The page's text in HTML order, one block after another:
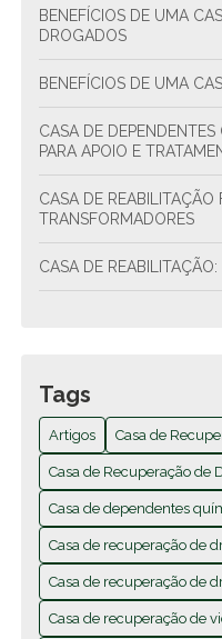
BENEFÍCIOS DE UMA CASA DE RECUPERAÇÃO DE
DROGADOS
BENEFÍCIOS DE UMA
CASA DE DEPENDENTES QUÍMICOS: GUIA COMPLETO
PARA APOIO E
CASA DE REABILITAÇÃO FEMININA: 7 BENEFÍCIOS
TRANSFORMADORES
CASA DE
CASA DE REABILITAÇÃO: COMO ESCOLHER A MELHOR
PARA SEU TRATAMENTO
CASA DE
CASA DE RECUPERAÇÃO DE DROGADOS TRANSFORMA
VIDAS COM
CASA DE RECUPERAÇÃO DE DROGADOS TRANSFORMA
VIDAS E OFERECE
CASA DE RECUPERAÇÃO DE DROGADOS TRANSFORMA
Tags
Artigos Casa de
Casa de Recuperação de
Casa de dependentes
Casa de recuperação de
Casa de recuperação de
Casa de recuperação de